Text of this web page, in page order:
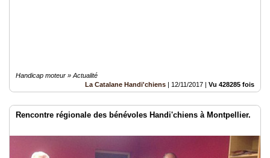
Handicap moteur » Actualité
La Catalane Handi'chiens | 12/11/2017 | Vu 428285 fois
Rencontre régionale des bénévoles Handi'chiens à Montpellier.